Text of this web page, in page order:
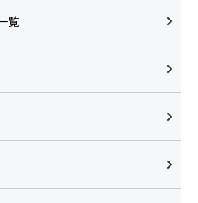
覧